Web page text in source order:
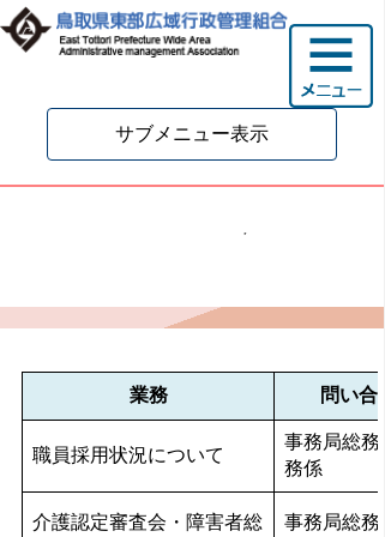
サブメニュー表示
業務別お問い合わせ先一
業務 問い合
職員採用状況について
事務局総務
務係
介護認定審査会・障害者総 事務局総務